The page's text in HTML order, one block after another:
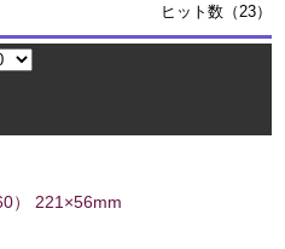
ヒット数（23）
） 221×56mm